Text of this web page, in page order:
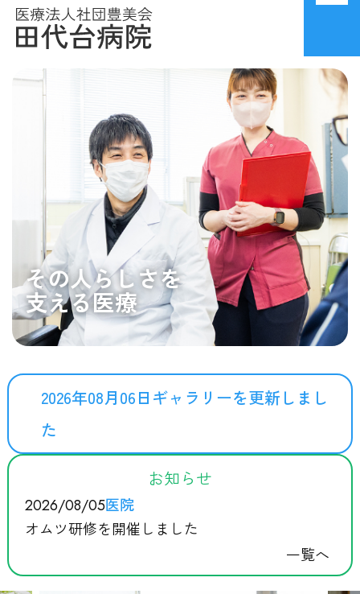
その人らしさを
支える医療
2026年08月06日ギャラリーを更新しまし
た
お知らせ
2026/08/05医院
オムツ研修を開催しました
一覧へ